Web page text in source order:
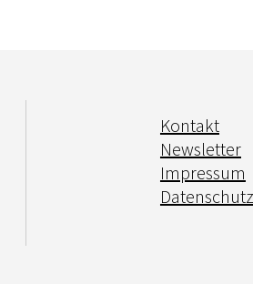
Kontakt
Newsletter
Impressum
Datenschutz